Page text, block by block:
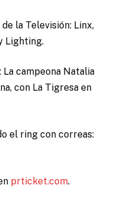
la Televisión: Linx,
Lighting.
campeona Natalia
con La Tigresa en
el ring con correas:
prticket.com.